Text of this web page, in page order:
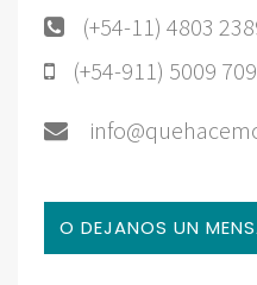
(+54-11) 4803
(+54-911) 5009
O DEJANOS UN